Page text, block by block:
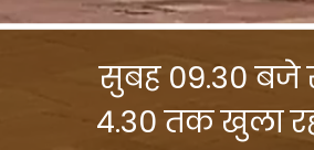
सुबह 09.30 बजे
4.30 तक खुला